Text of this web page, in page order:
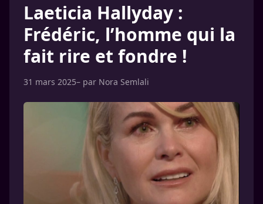
Laeticia Hallyday :
Frédéric, l’homme qui la
fait rire et fondre !
31 mars 2025– par Nora Semlali